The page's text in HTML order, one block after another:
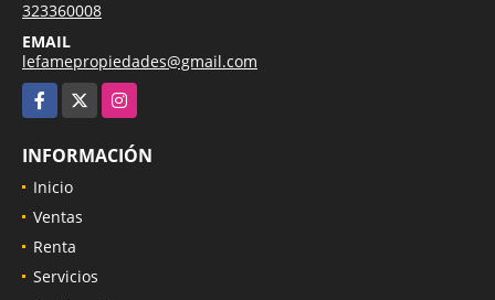
323360008
EMAIL
lefamepropiedades@gmail.com
Facebook
Instagram
INFORMACIÓN
Inicio
Ventas
Renta
Servicios